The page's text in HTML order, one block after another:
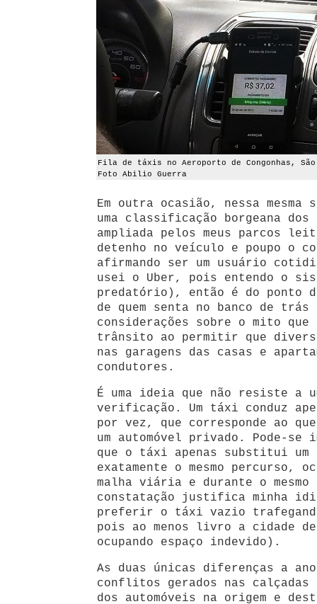
Fila de táxis no Aeroporto de Congonhas,
Foto Abilio Guerra
Em outra ocasião, nessa
uma classificação borgeana
ampliada pelos meus parcos
detenho no veículo e poupo o
afirmando ser um usuário
usei o Uber, pois entendo o
predatório), então é do ponto
de quem senta no banco de trás
considerações sobre o mito
trânsito ao permitir que
nas garagens das casas e
condutores.
É uma ideia que não resiste a
verificação. Um táxi conduz
por vez, que corresponde ao
um automóvel privado. Pode-se
que o táxi apenas substitui um
exatamente o mesmo percurso,
malha viária e durante o
constatação justifica minha
preferir o táxi vazio
pois ao menos livro a cidade
ocupando espaço indevido).
As duas únicas diferenças a
conflitos gerados nas calçadas
dos automóveis na origem e